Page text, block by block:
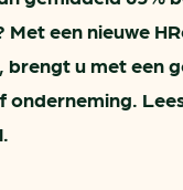
een nieuwe
u met een
onderneming.